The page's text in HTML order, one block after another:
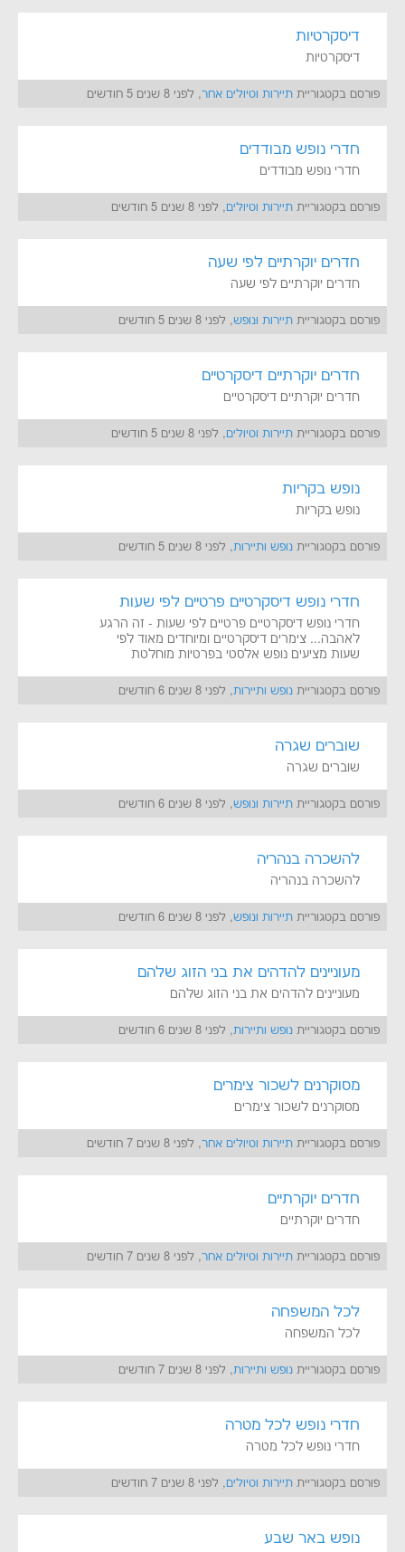
דיסקרטיות
דיסקרטיות
פורסם בקטגוריית תיירות וטיולים אחר, לפני 8 שנים 5 חודשים
חדרי נופש מבודדים
חדרי נופש מבודדים
פורסם בקטגוריית תיירות וטיולים, לפני 8 שנים 5 חודשים
חדרים יוקרתיים לפי שעה
חדרים יוקרתיים לפי שעה
פורסם בקטגוריית תיירות ונופש, לפני 8 שנים 5 חודשים
חדרים יוקרתיים דיסקרטיים
חדרים יוקרתיים דיסקרטיים
פורסם בקטגוריית תיירות וטיולים, לפני 8 שנים 5 חודשים
נופש בקריות
נופש בקריות
פורסם בקטגוריית נופש ותיירות, לפני 8 שנים 5 חודשים
חדרי נופש דיסקרטיים פרטיים לפי שעות
חדרי נופש דיסקרטיים פרטיים לפי שעות - זה הרגע
לאהבה... צימרים דיסקרטיים ומיוחדים מאוד לפי
שעות מציעים נופש אלסטי בפרטיות מוחלטת
פורסם בקטגוריית נופש ותיירות, לפני 8 שנים 6 חודשים
שוברים שגרה
שוברים שגרה
פורסם בקטגוריית תיירות ונופש, לפני 8 שנים 6 חודשים
להשכרה בנהריה
להשכרה בנהריה
פורסם בקטגוריית תיירות ונופש, לפני 8 שנים 6 חודשים
מעוניינים להדהים את בני הזוג שלהם
מעוניינים להדהים את בני הזוג שלהם
פורסם בקטגוריית נופש ותיירות, לפני 8 שנים 6 חודשים
מסוקרנים לשכור צימרים
מסוקרנים לשכור צימרים
פורסם בקטגוריית תיירות וטיולים אחר, לפני 8 שנים 7 חודשים
חדרים יוקרתיים
חדרים יוקרתיים
פורסם בקטגוריית תיירות וטיולים אחר, לפני 8 שנים 7 חודשים
לכל המשפחה
לכל המשפחה
פורסם בקטגוריית נופש ותיירות, לפני 8 שנים 7 חודשים
חדרי נופש לכל מטרה
חדרי נופש לכל מטרה
פורסם בקטגוריית תיירות וטיולים, לפני 8 שנים 7 חודשים
נופש באר שבע